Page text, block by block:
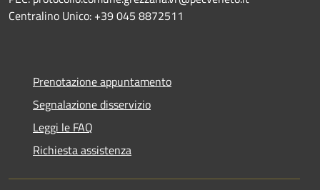
Centralino Unico: +39 045 8872511
Prenotazione appuntamento
Segnalazione disservizio
Leggi le FAQ
Richiesta assistenza